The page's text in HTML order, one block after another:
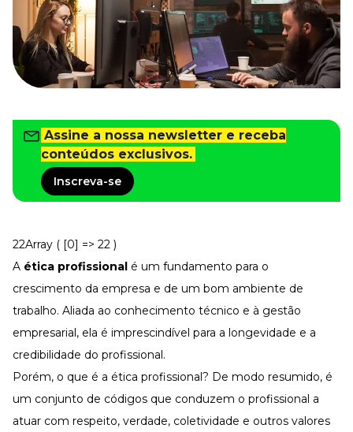
Tudo para facilitar a rotina
Imprensa
VR na Imprensa
Cursos
Todos os Cursos
Explore o nosso acervo
Departamento Pessoal
Para simplificar os processos
Eleve os resultados da organização
Gestão de Pessoas e Liderança
Recursos Humanos
Fortaleça a cultura organizacional
Treinamento de Produto
Desenvolva a sua equipe
Materiais Gratuitos
Materiais Gratuitos
Assine a nossa newsletter e receba
conteúdos exclusivos.
Inscreva-se
22Array ( [0] => 22 )
A ética profissional é um fundamento para o
crescimento da empresa e de um bom ambiente de
trabalho. Aliada ao conhecimento técnico e à gestão
empresarial, ela é imprescindível para a longevidade e a
credibilidade do profissional.
Porém, o que é a ética profissional? De modo resumido, é
um conjunto de códigos que conduzem o profissional a
atuar com respeito, verdade, coletividade e outros valores